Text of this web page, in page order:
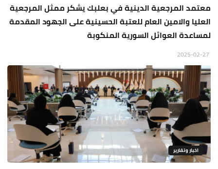
معتمد المرجعية الدينية في بعلبك يشكر ممثل المرجعية
العليا والامين العام للعتبة الحسينية على الجهود المقدمة
لمساعدة العوائل السورية المنكوبة
اخبار وتقارير